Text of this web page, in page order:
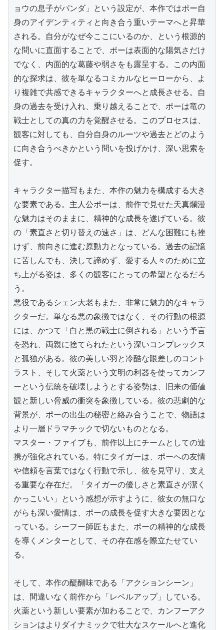
ョウの息子がパンダ」という設定が、本作ではポー自
身のアイデンティティと向き合う重いテーマへと昇華
される。自分がなぜ今ここにいるのか、という根源的
な問いに直面することで、ポーは表面的な陽気さだけ
でなく、内面的な葛藤や弱さをも露呈する。この内面
的な探求は、彼を単なるコミカルなヒーローから、よ
り複雑で共感できるキャラクターへと成長させる。自
身の過去を受け入れ、乗り越えることで、ポーは竜の
戦士としての真の力を覚醒させる。このプロセスは、
観客に対しても、自分自身のルーツや過去とどのよう
に向き合うべきかという問いを投げかけ、深い思索を
促す。
キャラクター描写もまた、本作の魅力を構成する大き
な要素である。主人公ポーは、前作で見せた天真爛漫
な魅力はそのままに、精神的な成長を遂げている。彼
の「素直さと切り替えの速さ」は、どんな困難にも挫
けず、前向きに進む原動力となっている。過去の記憶
に苦しんでも、決して諦めず、愛する人々のために立
ち上がる姿は、多くの観客にとっての希望となるだろ
う。
悪役であるシェン大老もまた、非常に魅力的なキャラ
クターだ。単なる悪の象徴ではなく、その行動の根源
には、かつて「白と黒の戦士に倒される」という予言
を恐れ、両親に捨てられたという深いコンプレックス
と孤独がある。彼の美しい羽と冷酷な眼差しのコント
ラスト、そして火薬という文明の利器を使ってカンフ
ーという伝統を破壊しようとする姿勢は、旧来の価値
観と新しい脅威の衝突を象徴している。彼の悲劇的な
背景が、ポーの出生の秘密と絡み合うことで、物語は
より一層ドラマチックで切ないものとなる。
マスター・ファイブも、前作以上にチームとしての連
携が強化されている。特にタイガーは、ポーへの友情
や信頼を言葉ではなく行動で示し、彼を見守り、支え
る重要な存在だ。「タイガーの優しさと素直さが潔く
かっこいい」という感想が示すように、彼女の無口な
がらも深い愛情は、ポーの成長を促す大きな要因とな
っている。シーフー師匠もまた、ポーの精神的な成長
を導くメンターとして、その存在感を際立たせてい
る。
そして、本作の醍醐味である「アクションシーン」
は、間違いなく前作から「レベルアップ」している。
火薬という新しい要素が加わることで、カンフーアク
ションはよりダイナミックで壮大なスケールへと進化